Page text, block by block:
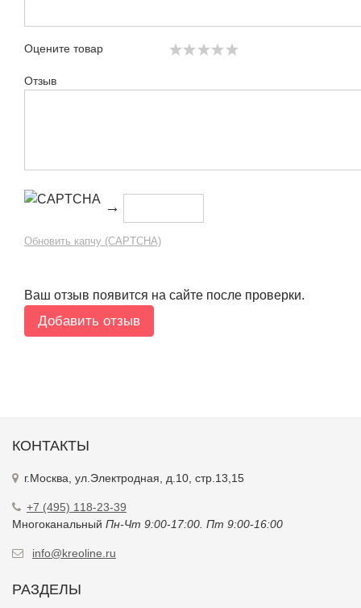
Оцените товар
Отзыв
→
Обновить капчу (CAPTCHA)
Ваш отзыв появится на сайте после проверки.
КОНТАКТЫ
г.Москва, ул.Электродная, д.10, стр.13,15
+7 (495) 118-23-39
Многоканальный Пн-Чт 9:00-17:00. Пт 9:00-16:00
info@kreoline.ru
РАЗДЕЛЫ